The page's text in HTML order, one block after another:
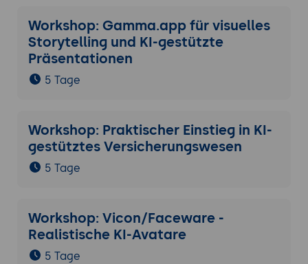
Workshop: Gamma.app für visuelles
Storytelling und KI-gestützte
Präsentationen
5 Tage
Workshop: Praktischer Einstieg in KI-
gestütztes Versicherungswesen
5 Tage
Workshop: Vicon/Faceware -
Realistische KI-Avatare
5 Tage